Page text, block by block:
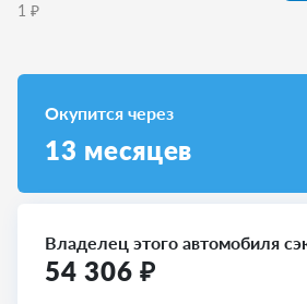
1 ₽
Окупится через
13 месяцев
Владелец этого автомобиля
54 306 ₽